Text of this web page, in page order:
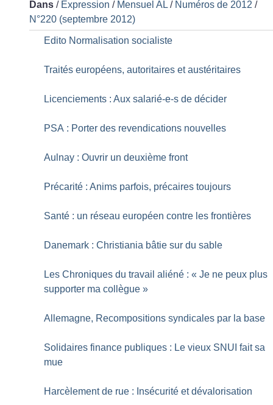
Dans / Expression / Mensuel AL / Numéros de 2012 /
N°220 (septembre 2012)
Edito Normalisation socialiste
Traités européens, autoritaires et austéritaires
Licenciements : Aux salarié-e-s de décider
PSA : Porter des revendications nouvelles
Aulnay : Ouvrir un deuxième front
Précarité : Anims parfois, précaires toujours
Santé : un réseau européen contre les frontières
Danemark : Christiania bâtie sur du sable
Les Chroniques du travail aliéné : « Je ne peux plus
supporter ma collègue »
Allemagne, Recompositions syndicales par la base
Solidaires finance publiques : Le vieux SNUI fait sa
mue
Harcèlement de rue : Insécurité et dévalorisation